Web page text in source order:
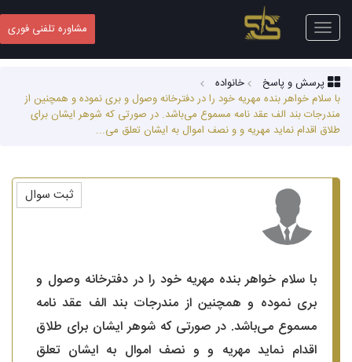
Toggle
navigation
مشاوره تلفنی فوری
پرسش و پاسخ
خانواده
با سلام خواهر بنده مهریه خود را در دفترخانه وصول و بری نموده و همچنین از
مندرجات بند الف عقد نامه مسموع می‌باشد. در صورتی که شوهر ایشان برای
طلاق اقدام نماید مهریه و و نصف اموال به ایشان تعلق می...
با سلام خواهر بنده مهریه خود را در دفترخانه وصول و
بری نموده و همچنین از مندرجات بند الف عقد نامه
مسموع می‌باشد. در صورتی که شوهر ایشان برای طلاق
اقدام نماید مهریه و و نصف اموال به ایشان تعلق
ثبت سوال